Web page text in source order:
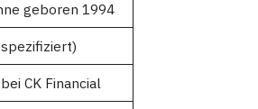
geboren 1994
CK Financial